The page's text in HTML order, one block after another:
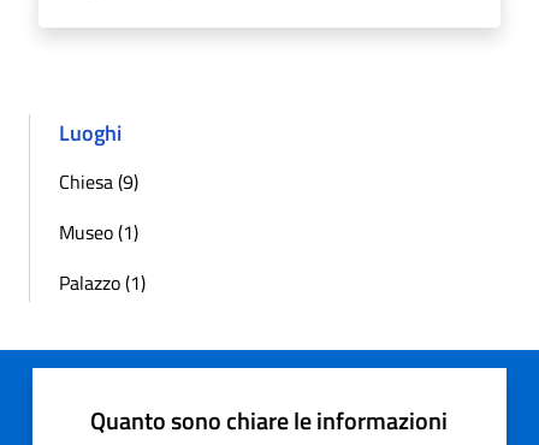
Luoghi
Chiesa (9)
Museo (1)
Palazzo (1)
Quanto sono chiare le informazioni